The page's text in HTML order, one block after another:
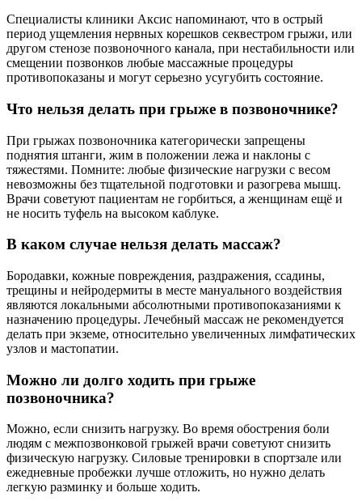
Специалисты клиники Аксис напоминают, что в острый
период ущемления нервных корешков секвестром грыжи, или
другом стенозе позвоночного канала, при нестабильности или
смещении позвонков любые массажные процедуры
противопоказаны и могут серьезно усугубить состояние.
Что нельзя делать при грыже в позвоночнике?
При грыжах позвоночника категорически запрещены
поднятия штанги, жим в положении лежа и наклоны с
тяжестями. Помните: любые физические нагрузки с весом
невозможны без тщательной подготовки и разогрева мышц.
Врачи советуют пациентам не горбиться, а женщинам ещё и
не носить туфель на высоком каблуке.
В каком случае нельзя делать массаж?
Бородавки, кожные повреждения, раздражения, ссадины,
трещины и нейродермиты в месте мануального воздействия
являются локальными абсолютными противопоказаниями к
назначению процедуры. Лечебный массаж не рекомендуется
делать при экземе, относительно увеличенных лимфатических
узлов и мастопатии.
Можно ли долго ходить при грыже
позвоночника?
Можно, если снизить нагрузку. Во время обострения боли
людям с межпозвонковой грыжей врачи советуют снизить
физическую нагрузку. Силовые тренировки в спортзале или
ежедневные пробежки лучше отложить, но нужно делать
легкую разминку и больше ходить.